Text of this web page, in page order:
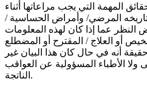
المهمة التي يجب مراعاتها أثناء
المرضي/ وأمراض الحساسية /
عما إذا كان لهذه المعلومات
أو العلاج / المقترح أو المضطلع
أنه في حال كان هذا البيان غير
الأطباء المسؤولية عن العواقب
الناتجة.